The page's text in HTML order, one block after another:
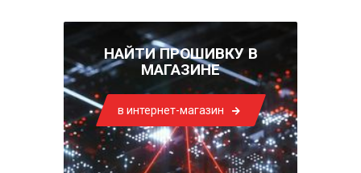
НАЙТИ ПРОШИВКУ В
МАГАЗИНЕ
в интернет-магазин